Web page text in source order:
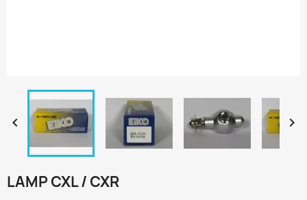
 
LAMP CXL / CXR